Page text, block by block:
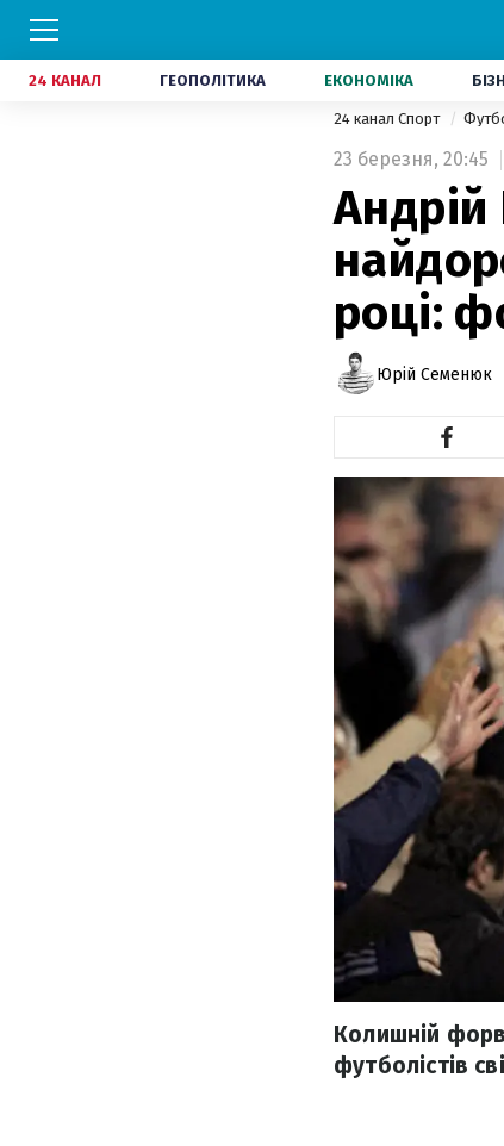
24 КАНАЛ ГЕОПОЛІТИКА ЕКОНОМІКА
24 канал Спорт
23 березня, 20:45
році:
Юрій Семенюк
Колишній
футболістів